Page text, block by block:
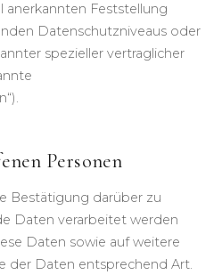
anerkannten Feststellung
Datenschutzniveaus oder
spezieller vertraglicher
Personen
Bestätigung darüber zu
Daten verarbeitet werden
Daten sowie auf weitere
der Daten entsprechend Art.